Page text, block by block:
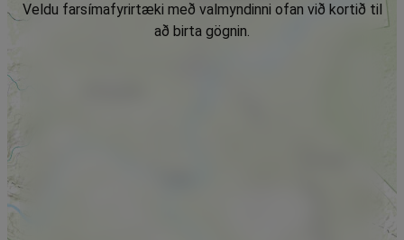
Veldu farsímafyrirtæki með valmyndinni ofan við kortið til
að birta gögnin.